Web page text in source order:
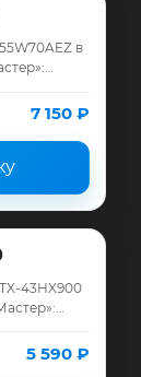
в
12
7 150 ₽
43HX900
12 меся…
5 590 ₽